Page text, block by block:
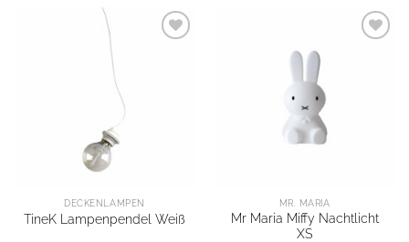
DECKENLAMPEN
TineK Lampenpendel Weiß
MR. MARIA
Mr Maria Miffy Nachtlicht
XS